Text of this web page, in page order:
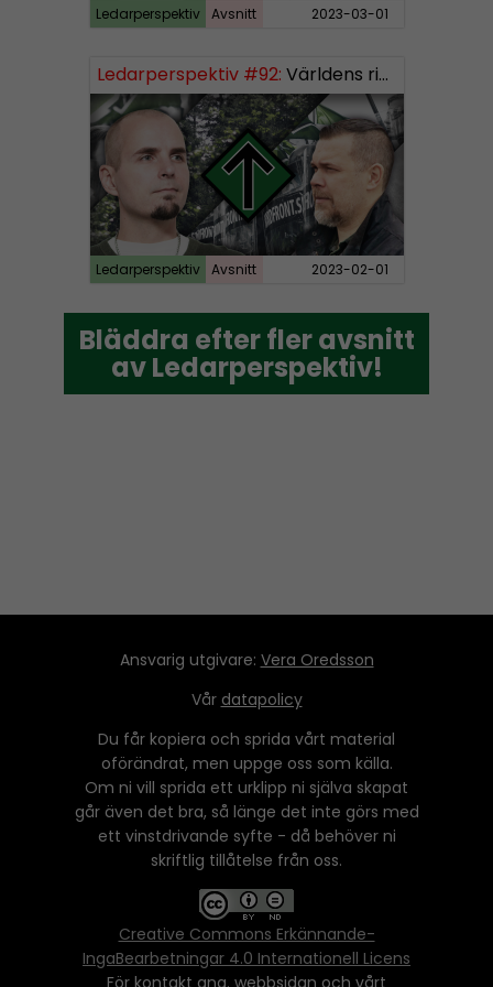
Ledarperspektiv Avsnitt 2023-03-01
Ledarperspektiv #92: Världens rikaste, vinster i välfärden och nazistiska lekfarbröder
Ledarperspektiv Avsnitt 2023-02-01
Bläddra efter fler avsnitt
av Ledarperspektiv!
Bläddra efter fler avsnitt
av Ledarperspektiv!
Ansvarig utgivare: Vera Oredsson
Vår datapolicy
Du får kopiera och sprida vårt material
oförändrat, men uppge oss som källa.
Om ni vill sprida ett urklipp ni själva skapat
går även det bra, så länge det inte görs med
ett vinstdrivande syfte - då behöver ni
skriftlig tillåtelse från oss.
Creative Commons Erkännande-
IngaBearbetningar 4.0 Internationell Licens